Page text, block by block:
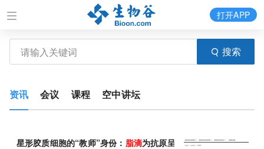
搜索
打开APP
资讯 会议 课程 空中讲坛
星形胶质细胞的“教师”身份： 脂滴为抗原呈递提供燃料，助长中枢